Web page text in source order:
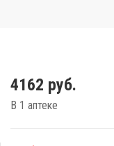
4162 руб.
В 1 аптеке